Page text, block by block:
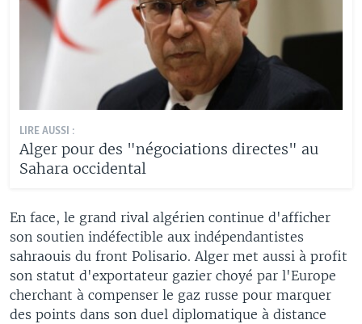
LIRE AUSSI :
Alger pour des "négociations directes" au
Sahara occidental
En face, le grand rival algérien continue d'afficher
son soutien indéfectible aux indépendantistes
sahraouis du front Polisario. Alger met aussi à profit
son statut d'exportateur gazier choyé par l'Europe
cherchant à compenser le gaz russe pour marquer
des points dans son duel diplomatique à distance